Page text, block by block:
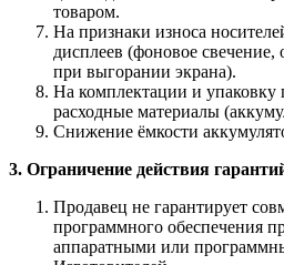
товаром.
На признаки износа
дисплеев (фоновое свечение,
при выгорании экрана).
На комплектации и упаковку
расходные материалы
Снижение ёмкости
3. Ограничение действия
Продавец не гарантирует
программного обеспечения
аппаратными или